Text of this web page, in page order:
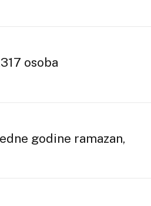
osoba
godine ramazan,